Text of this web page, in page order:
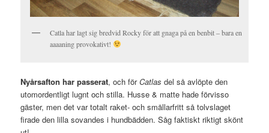
Catla har lagt sig bredvid Rocky för att gnaga på en benbit – bara en
aaaaning provokativt!
Nyårsafton har passerat, och förCatlas del så avlöpte den
utomordentligt lugnt och stilla. Husse & matte hade förvisso
gäster, men det var totalt raket- och smällarfritt så tolvslaget
firade den lilla sovandes i hundbädden. Såg faktiskt riktigt skönt